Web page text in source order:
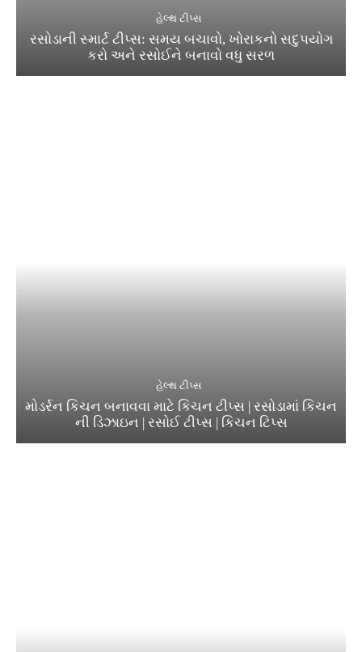
હેલ્થ ટીપ્સ
રસોડાની સ્માર્ટ ટીપ્સ: સમય બચાવો, ખોરાકનો સદુપયોગ
કરો અને રસોઈને બનાવો વધુ સરળ
હેલ્થ ટીપ્સ
મોડર્રન કિચન બનાવવા માટે કિચન ટીપ્સ | રસોડામાં કિચન
ની ડિઝાઇન | રસોઈ ટીપ્સ | કિચન ટિપ્સ